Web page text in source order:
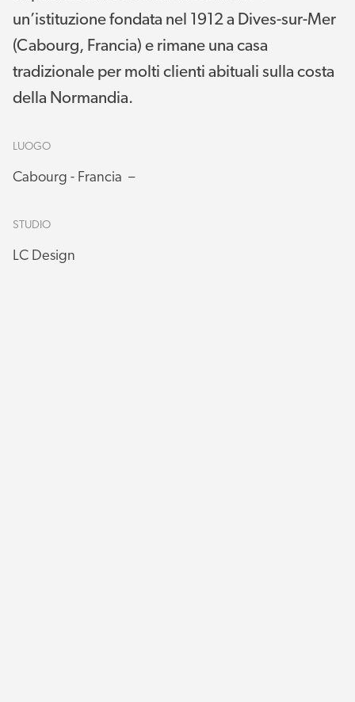
un’istituzione fondata nel 1912 a Dives-sur-Mer
(Cabourg, Francia) e rimane una casa
tradizionale per molti clienti abituali sulla costa
della Normandia.
LUOGO
Cabourg - Francia –
STUDIO
LC Design